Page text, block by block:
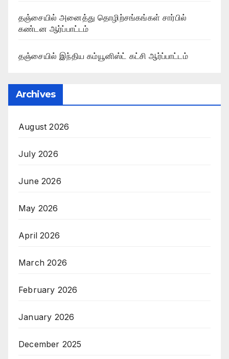
தஞ்சையில் அனைத்து தொழிற்சங்கங்கள் சார்பில்
கண்டன ஆர்ப்பாட்டம்
தஞ்சையில் இந்திய கம்யூனிஸ்ட் கட்சி ஆர்ப்பாட்டம்
Archives
August 2026
July 2026
June 2026
May 2026
April 2026
March 2026
February 2026
January 2026
December 2025